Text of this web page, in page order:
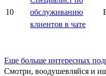
10
обслуживанию
клиентов в чате
Еще больше интересных
Смотри, воодушевляйся и